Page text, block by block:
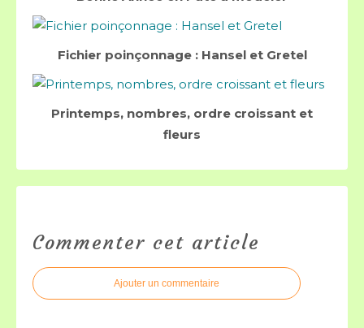
Fichier poinçonnage : Hansel et Gretel
Printemps, nombres, ordre croissant et
fleurs
Commenter cet article
Ajouter un commentaire